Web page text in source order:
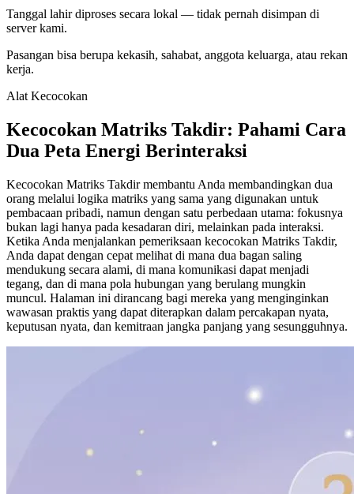
Tanggal lahir diproses secara lokal — tidak pernah disimpan di
server kami.
Pasangan bisa berupa kekasih, sahabat, anggota keluarga, atau rekan
kerja.
Alat Kecocokan
Kecocokan Matriks Takdir: Pahami Cara
Dua Peta Energi Berinteraksi
Kecocokan Matriks Takdir membantu Anda membandingkan dua
orang melalui logika matriks yang sama yang digunakan untuk
pembacaan pribadi, namun dengan satu perbedaan utama: fokusnya
bukan lagi hanya pada kesadaran diri, melainkan pada interaksi.
Ketika Anda menjalankan pemeriksaan kecocokan Matriks Takdir,
Anda dapat dengan cepat melihat di mana dua bagan saling
mendukung secara alami, di mana komunikasi dapat menjadi
tegang, dan di mana pola hubungan yang berulang mungkin
muncul. Halaman ini dirancang bagi mereka yang menginginkan
wawasan praktis yang dapat diterapkan dalam percakapan nyata,
keputusan nyata, dan kemitraan jangka panjang yang sesungguhnya.